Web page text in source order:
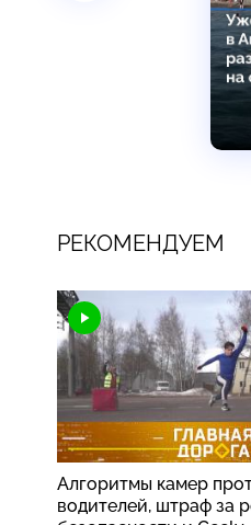
РЕКОМЕНДУЕМ
Алгоритмы камер
водителей, штраф за